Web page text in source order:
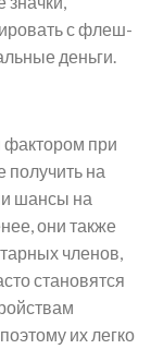
с флеш-
деньги.
при
на
шансы на
они также
членов,
становятся
их легко